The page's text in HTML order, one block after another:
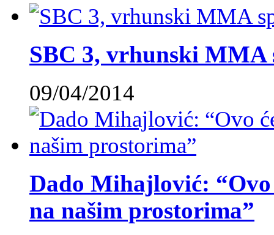
SBC 3, vrhunski MMA
09/04/2014
Dado Mihajlović:
na našim prostorima”